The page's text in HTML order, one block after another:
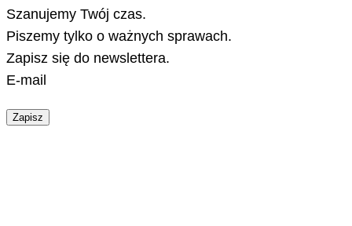
Szanujemy Twój czas.
Piszemy tylko o ważnych sprawach.
Zapisz się do newslettera.
E-mail
Zapisz